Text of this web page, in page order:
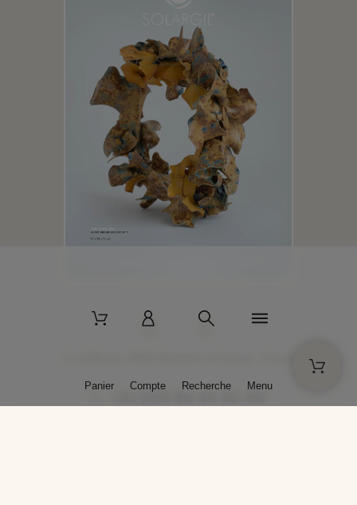
+33 (0)3 86 45 50 00
Panier Compte Recherche Menu